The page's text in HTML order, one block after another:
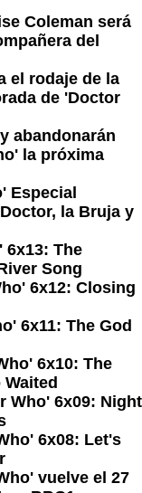
Coleman será
del
el rodaje de la
de 'Doctor
abandonarán
la próxima
Especial
la Bruja y
6x13: The
Song
6x12: Closing
6x11: The God
6x10: The
Who' 6x09: Night
6x08: Let's
vuelve el 27